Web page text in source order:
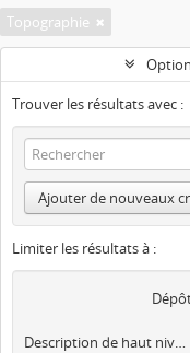
Topographie
Trouver les résultats avec :
Ajouter de nouveaux
Limiter les résultats à :
Description de haut niveau